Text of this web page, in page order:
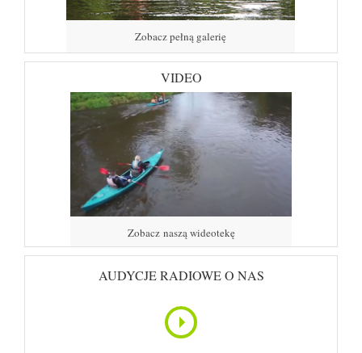
Zobacz pełną galerię
VIDEO
Zobacz naszą wideotekę
AUDYCJE RADIOWE O NAS